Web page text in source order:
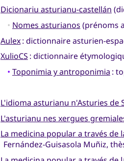
Dicionariu asturianu-castellán
• Nomes asturianos (prénoms
Aulex: dictionnaire asturien-
XulioCS : dictionnaire
• Toponimia y antroponimia :
L'idioma asturianu n'Asturies de
L'asturianu nes xergues
La medicina popular a través de
Fernández-Guisasola Muñiz,